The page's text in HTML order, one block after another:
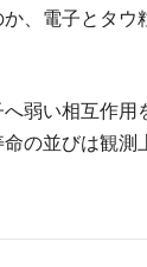
、電子とタウ
弱い相互作用
の並びは観測